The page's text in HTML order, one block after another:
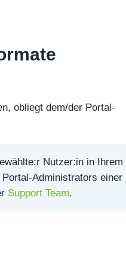
obliegt dem/der Portal-
Nutzer:in in Ihrem
Administrators einer
Support Team.